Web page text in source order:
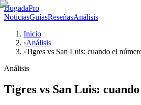
JJugadaPro
NoticiasGuíasReseñasAnálisis
Inicio
›Análisis
›Tigres vs San Luis: cuando el
Análisis
Tigres vs San Luis: